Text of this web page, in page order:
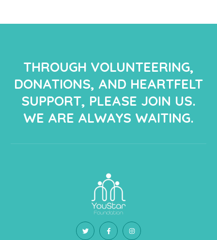
THROUGH VOLUNTEERING,
DONATIONS, AND HEARTFELT
SUPPORT, PLEASE JOIN US.
WE ARE ALWAYS WAITING.